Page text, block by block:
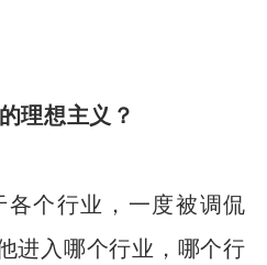
理想主义？
个行业，一度被调侃
进入哪个行业，哪个行